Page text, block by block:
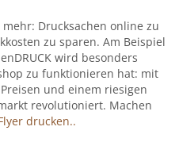
Drucksachen online zu
zu sparen. Am Beispiel
wird besonders
zu funktionieren hat: mit
und einem riesigen
revolutioniert. Machen
drucken..